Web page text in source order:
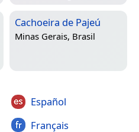
Cachoeira de Pajeú
Minas Gerais, Brasil
Español
Français